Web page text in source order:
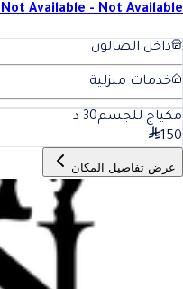
Not Available - Not Available - منطقة الرياض - Saudi Arabia
داخل الصالون
خدمات منزلية
مكياج للجسم30 د
150
عرض تفاصيل المكان